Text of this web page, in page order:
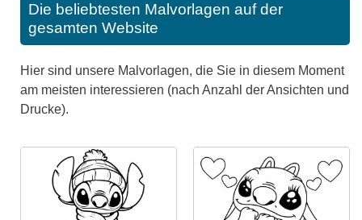
Die beliebtesten Malvorlagen auf der
gesamten Website
Hier sind unsere Malvorlagen, die Sie in diesem Moment
am meisten interessieren (nach Anzahl der Ansichten und
Drucke).